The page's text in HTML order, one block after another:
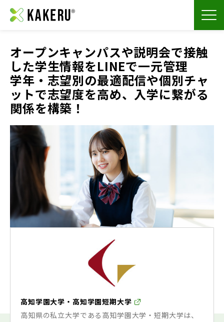
オープンキャンパスや説明会で接触
した学生情報をLINEで一元管理
学年・志望別の最適配信や個別チャ
ットで志望度を高め、入学に繋がる
関係を構築！
高知学園大学・高知学園短期大学
高知県の私立大学である高知学園大学・短期大学は、